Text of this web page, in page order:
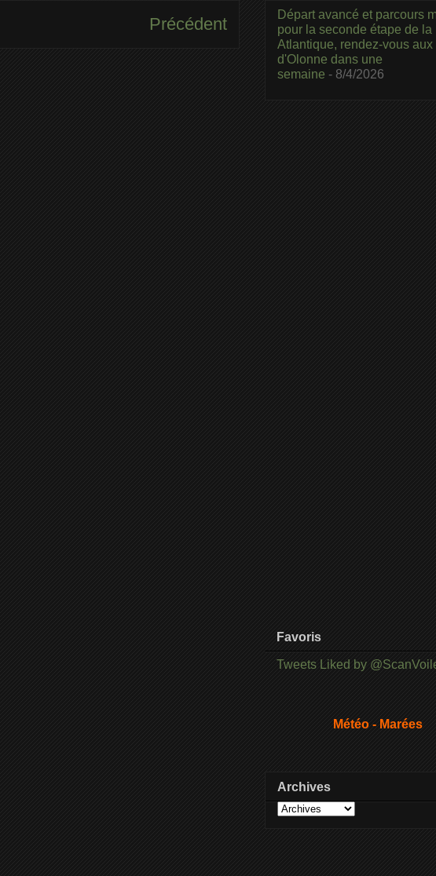
Précédent
Départ avancé et parcours
pour la seconde étape de la
Atlantique, rendez-vous
d'Olonne dans une
semaine - 8/4/2026
Favoris
Tweets Liked by
Météo - Marées
Archives